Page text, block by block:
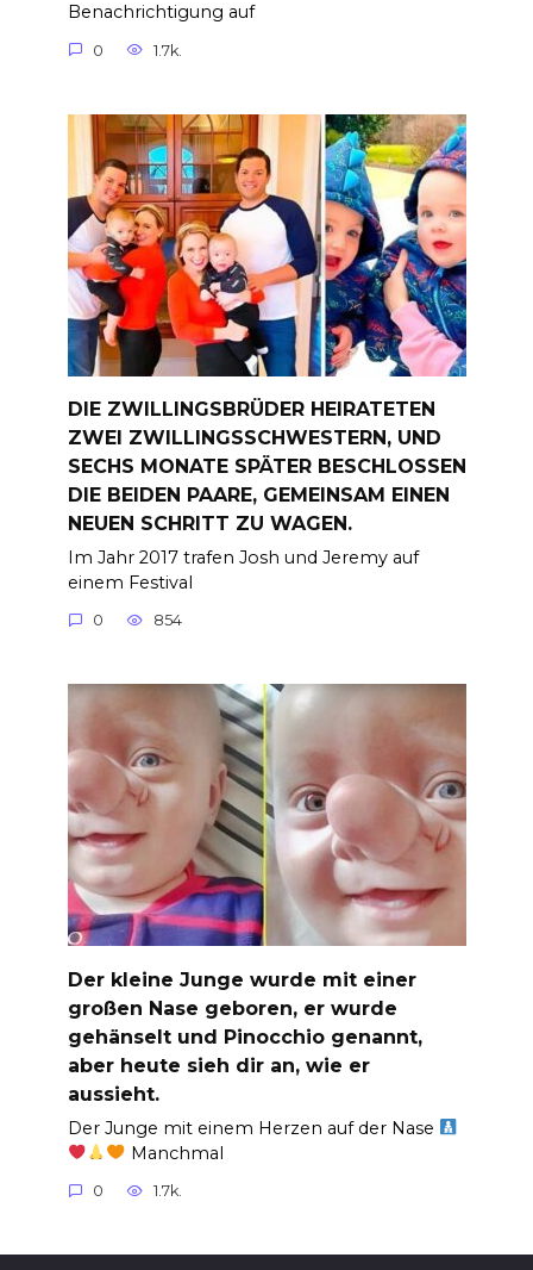
Benachrichtigung auf
0 1.7k.
DIE ZWILLINGSBRÜDER HEIRATETEN
ZWEI ZWILLINGSSCHWESTERN, UND
SECHS MONATE SPÄTER BESCHLOSSEN
DIE BEIDEN PAARE, GEMEINSAM EINEN
NEUEN SCHRITT ZU WAGEN.
Im Jahr 2017 trafen Josh und Jeremy auf
einem Festival
0 854
Der kleine Junge wurde mit einer
großen Nase geboren, er wurde
gehänselt und Pinocchio genannt,
aber heute sieh dir an, wie er
aussieht.
Der Junge mit einem Herzen auf der Nase
Manchmal
0 1.7k.